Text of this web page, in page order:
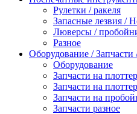
Рулетки / ракеля
Запасные лезвия /
Люверсы /
Разное
Оборудование /
Оборудование
Запчасти на
Запчасти на плоттер
Запчасти на
Запчасти разное